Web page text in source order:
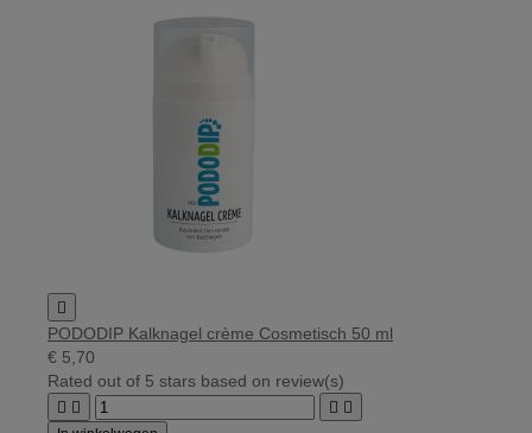

PODODIP Kalknagel crème Cosmetisch 50 ml
€ 5,70
Rated out of 5 stars based on review(s)
   